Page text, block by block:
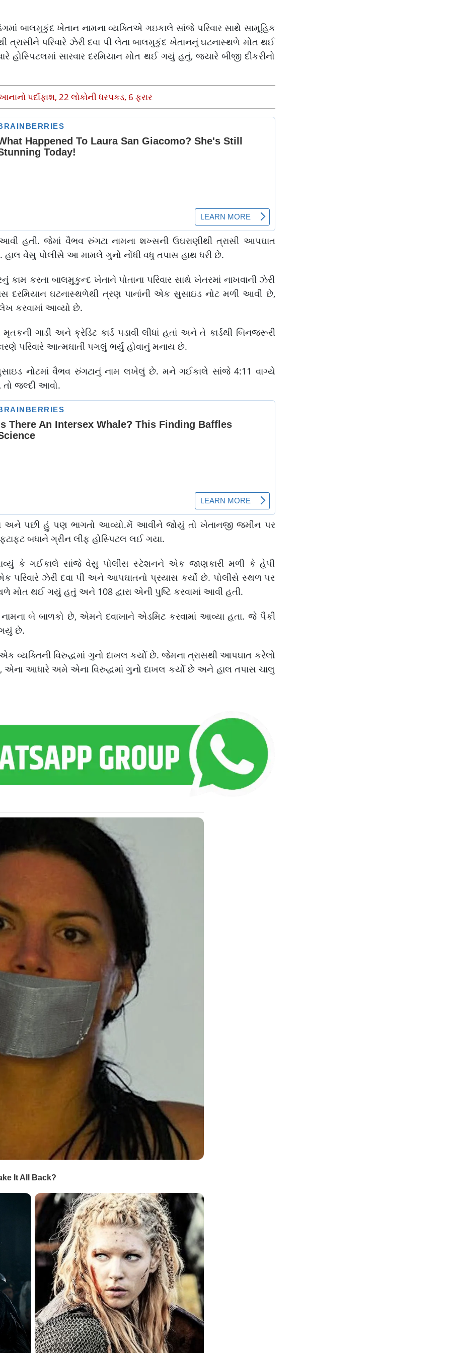
બાલમુકુંદ ખેતાન નામના વ્યક્તિએ ગઇકાલે સાંજે પરિવાર સાથે સામૂહિક
ત્રાસીને પરિવારે ઝેરી દવા પી લેતા બાલમુકુંદ ખેતાનનું ઘટનાસ્થળે મોત થઈ
સારવાર દરમિયાન મોત થઈ ગયું હતું, જ્યારે બીજી દીકરીનો
પર્દાફાશ, 22 લોકોની ધરપકડ, 6 ફરાર
હતી. જેમાં વૈભવ રુંગટા નામના શખ્સની ઉઘરાણીથી ત્રાસી આપઘાત
હાલ વેસુ પોલીસે આ મામલે ગુનો નોંધી વધુ તપાસ હાથ ધરી છે.
કરતા બાલમુકુન્દ ખેતાને પોતાના પરિવાર સાથે ખેતરમાં નાખવાની ઝેરી
દરમિયાન ઘટનાસ્થળેથી ત્રણ પાનાંની એક સુસાઇડ નોટ મળી આવી છે,
કરવામાં આવ્યો છે.
ગાડી અને ક્રેડિટ કાર્ડ પડાવી લીધાં હતાં અને તે કાર્ડથી બિનજરૂરી
પરિવારે આત્મઘાતી પગલું ભર્યું હોવાનું મનાય છે.
નોટમાં વૈભવ રુંગટાનું નામ લખેલું છે. મને ગઈકાલે સાંજે 4:11 વાગ્યે
તો જલ્દી આવો.
અને પછી હું પણ ભાગતો આવ્યો.મેં આવીને જોયું તો ખેતાનજી જમીન પર
બધાને ગ્રીન લીફ હોસ્પિટલ લઈ ગયા.
કે ગઈકાલે સાંજે વેસુ પોલીસ સ્ટેશનને એક જાણકારી મળી કે હેપી
પરિવારે ઝેરી દવા પી અને આપઘાતનો પ્રયાસ કર્યો છે. પોલીસે સ્થળ પર
મોત થઈ ગયું હતું અને 108 દ્વારા એની પુષ્ટિ કરવામાં આવી હતી.
બે બાળકો છે, એમને દવાખાને એડમિટ કરવામાં આવ્યા હતા. જે પૈકી
છે.
વિરુદ્ધમાં ગુનો દાખલ કર્યો છે. જેમના ત્રાસથી આપઘાત કરેલો
આધારે અમે એના વિરુદ્ધમાં ગુનો દાખલ કર્યો છે અને હાલ તપાસ ચાલુ